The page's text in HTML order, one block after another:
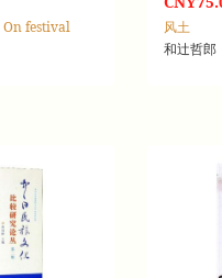
On festival
风土
和辻哲郎